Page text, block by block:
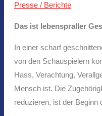
Presse / Berichte
Das ist lebenspraller
In einer scharf
von den Schauspielern
Hass, Verachtung,
Mensch ist. Die
reduzieren, ist der